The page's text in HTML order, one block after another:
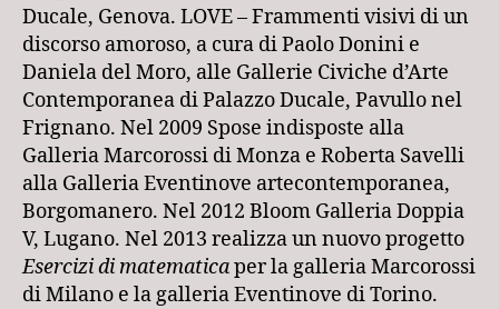
Ducale, Genova. LOVE – Frammenti visivi di un
discorso amoroso, a cura di Paolo Donini e
Daniela del Moro, alle Gallerie Civiche d’Arte
Contemporanea di Palazzo Ducale, Pavullo nel
Frignano. Nel 2009 Spose indisposte alla
Galleria Marcorossi di Monza e Roberta Savelli
alla Galleria Eventinove artecontemporanea,
Borgomanero. Nel 2012 Bloom Galleria Doppia
V, Lugano. Nel 2013 realizza un nuovo progetto
Esercizi di matematicaper la galleria Marcorossi
di Milano e la galleria Eventinove di Torino.